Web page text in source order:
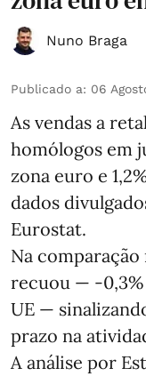
Nuno Braga
Publicado a: 06
As vendas a
homólogos em
zona euro e
dados
Eurostat.
Na
recuou — -0,3%
UE —
prazo na
A análise por